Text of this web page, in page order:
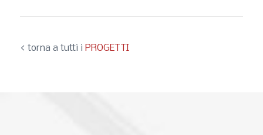
< torna a tutti i PROGETTI